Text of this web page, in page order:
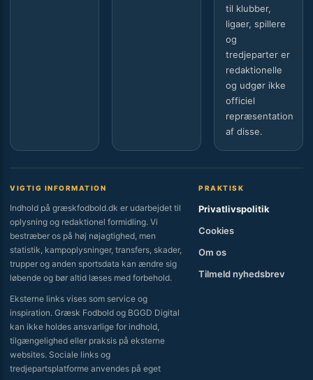
til klubber,
ligaer, spillere
og
tredjeparter er
redaktionelle
og udgør ikke
officiel
repræsentation
af disse.
VIGTIG INFORMATION
Indhold på græskfodbold.dk er udarbejdet til
oplysning og redaktionel formidling. Vi
bestræber os på høj nøjagtighed, men
statistik, kampoplysninger, transfers, skader,
trupper og anden sportsdata kan ændre sig
løbende og bør altid læses med forbehold.
Eksterne links vises som service og
inspiration. Græsk Fodbold og BGGD Digital
kan ikke holdes ansvarlige for indhold,
tilgængelighed eller praksis på eksterne
websites. Sociale links og
tredjepartsplatforme anvendes på eget
PRAKTISK
Privatlivspolitik
Cookies
Om os
Tilmeld nyhedsbrev